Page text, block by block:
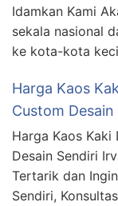
Idamkan Kami
sekala nasional
ke kota-kota
Harga Kaos
Custom
Harga Kaos
Desain Sendiri
Tertarik dan
Sendiri,